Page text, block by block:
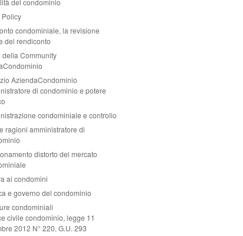
Policy
condominiale, la revisione
del rendiconto
della Community
AziendaCondominio
di condominio e potere
condominiale e controllo
ragioni amministratore di
distorto del mercato
ai condomini
e governo del condominio
condominiali
civile condominio, legge 11
2012 N° 220, G.U. 293